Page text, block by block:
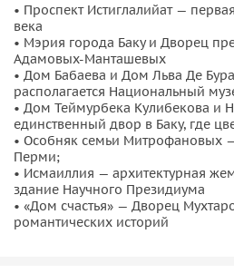
здание Научного Президиума;
• «Дом счастья» — Дворец
романтических историй.
Вы узнаете, как готика, барокко,
преобразили Баку, сделав его
войдемв парадные домов, где
отражение вкуса, богатства и
резиденции — не просто
свидетельства эпохи, когда мечты
превращались в камень, мрамор и
• Проспект Истиглалийат —
века
• Мэрия города Баку и Дворец
Адамовых-Манташевых
• Дом Бабаева и Дом Льва Де
располагается Национальный
• Дом Теймурбека Кулибекова
единственный двор в Баку, где
• Особняк семьи Митрофановых
Перми;
• Исмаиллия — архитектурная
здание Научного Президиума
• «Дом счастья» — Дворец
романтических историй